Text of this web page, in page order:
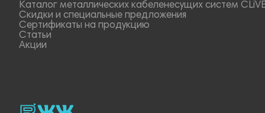
Каталог металлических кабеленесущих систем CLiVE
Скидки и специальные предложения
Сертификаты на продукцию
Статьи
Акции
rutubevk_video.
Vk.